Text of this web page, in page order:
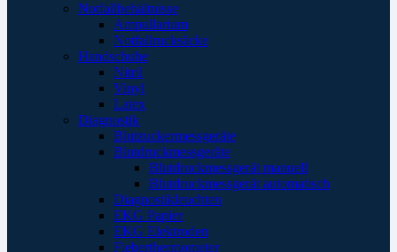
Notfallbehältnisse
Ampullarium
Notfallrucksäcke
Handschuhe
Nitril
Vinyl
Latex
Diagnostik
Blutzuckermessgeräte
Blutdruckmessgeräte
Blutdruckmessgerät manuell
Blutdruckmessgerät automatisch
Diagnostikleuchten
EKG Papier
EKG Elektroden
Fieberthermometer